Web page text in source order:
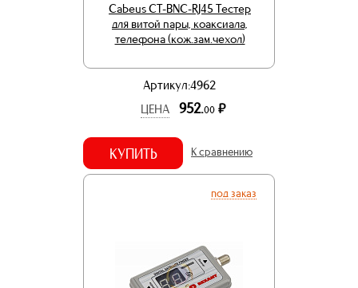
Cabeus CT-BNC-RJ45 Тестер
для витой пары, коаксиала,
телефона (кож.зам.чехол)
Артикул:4962
ЦЕНА
952.00 р.
КУПИТЬ К сравнению
под заказ